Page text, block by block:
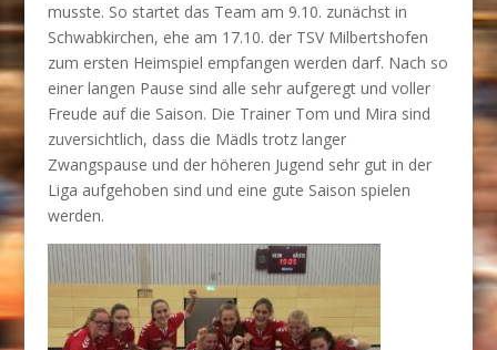
musste. So startet das Team am 9.10. zunächst in
Schwabkirchen, ehe am 17.10. der TSV Milbertshofen
zum ersten Heimspiel empfangen werden darf. Nach so
einer langen Pause sind alle sehr aufgeregt und voller
Freude auf die Saison. Die Trainer Tom und Mira sind
zuversichtlich, dass die Mädls trotz langer
Zwangspause und der höheren Jugend sehr gut in der
Liga aufgehoben sind und eine gute Saison spielen
werden.